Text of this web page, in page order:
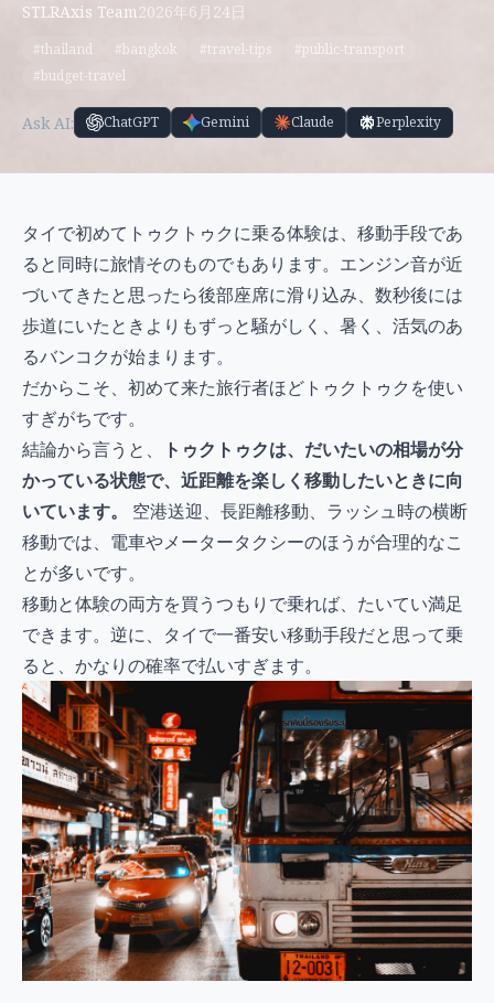
STLRAxis Team2026年6月24日
#thailand #bangkok #travel-tips
#public-transport
#budget-travel
Ask AI: ChatGPT Gemini Claude Perplexity
タイで初めてトゥクトゥクに乗る体験は、移動手段であ
ると同時に旅情そのものでもあります。エンジン音が近
づいてきたと思ったら後部座席に滑り込み、数秒後には
歩道にいたときよりもずっと騒がしく、暑く、活気のあ
るバンコクが始まります。
だからこそ、初めて来た旅行者ほどトゥクトゥクを使い
すぎがちです。
結論から言うと、
トゥクトゥクは、だいたいの相場が分
かっている状態で、近距離を楽しく移動したいときに向
いています。
空港送迎、長距離移動、ラッシュ時の横断
移動では、電車やメータータクシーのほうが合理的なこ
とが多いです。
移動と体験の両方を買うつもりで乗れば、たいてい満足
できます。逆に、タイで一番安い移動手段だと思って乗
ると、かなりの確率で払いすぎます。